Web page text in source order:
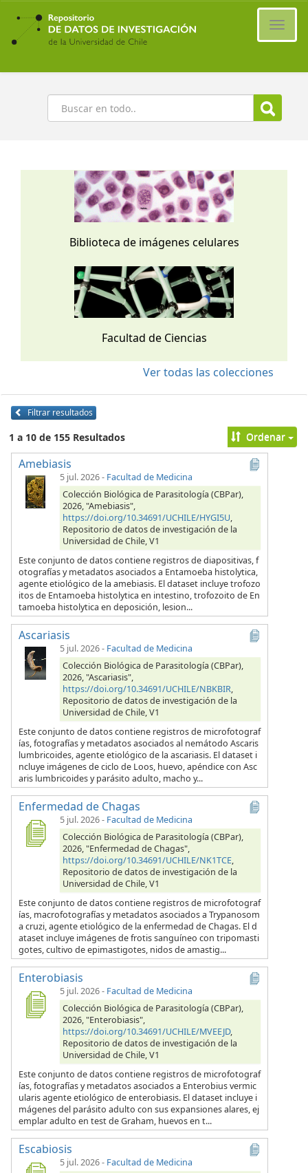
Ir
contenido
principal
Buscar
Biblioteca de imágenes celulares
Facultad de Ciencias
Ver todas las colecciones
Filtrar resultados
1 a 10 de 155 Resultados Ordenar
Amebiasis
5 jul. 2026- Facultad de Medicina
Colección Biológica de Parasitología (CBPar),
2026, "Amebiasis",
https://doi.org/10.34691/UCHILE/HYGI5U,
Repositorio de datos de investigación de la
Universidad de Chile, V1
Este conjunto de datos contiene registros de diapositivas, f
otografías y metadatos asociados a Entamoeba histolytica,
agente etiológico de la amebiasis. El dataset incluye trofozo
itos de Entamoeba histolytica en intestino, trofozoito de En
tamoeba histolytica en deposición, lesion...
Ascariasis
5 jul. 2026- Facultad de Medicina
Colección Biológica de Parasitología (CBPar),
2026, "Ascariasis",
https://doi.org/10.34691/UCHILE/NBKBIR,
Repositorio de datos de investigación de la
Universidad de Chile, V1
Este conjunto de datos contiene registros de microfotograf
ías, fotografías y metadatos asociados al nemátodo Ascaris
lumbricoides, agente etiológico de la ascariasis. El dataset i
ncluye imágenes de ciclo de Loos, huevo, apéndice con Asc
aris lumbricoides y parásito adulto, macho y...
Enfermedad de Chagas
5 jul. 2026- Facultad de Medicina
Colección Biológica de Parasitología (CBPar),
2026, "Enfermedad de Chagas",
https://doi.org/10.34691/UCHILE/NK1TCE,
Repositorio de datos de investigación de la
Universidad de Chile, V1
Este conjunto de datos contiene registros de microfotograf
ías, macrofotografías y metadatos asociados a Trypanosom
a cruzi, agente etiológico de la enfermedad de Chagas. El d
ataset incluye imágenes de frotis sanguíneo con tripomasti
gotes, cultivo de epimastigotes, nidos de amastig...
Enterobiasis
5 jul. 2026- Facultad de Medicina
Colección Biológica de Parasitología (CBPar),
2026, "Enterobiasis",
https://doi.org/10.34691/UCHILE/MVEEJD,
Repositorio de datos de investigación de la
Universidad de Chile, V1
Este conjunto de datos contiene registros de microfotograf
ías, fotografías y metadatos asociados a Enterobius vermic
ularis agente etiológico de enterobiasis. El dataset incluye i
mágenes del parásito adulto con sus expansiones alares, ej
emplar adulto en test de Graham, huevos en t...
Escabiosis
5 jul. 2026- Facultad de Medicina